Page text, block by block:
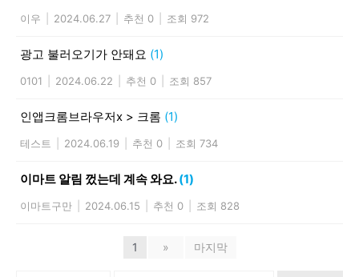
이우 2024.06.27 추천 0 조회 972
광고 불러오기가 안돼요 (1)
0101 2024.06.22 추천 0 조회 857
인앱크롬브라우저x > 크롬 (1)
테스트 2024.06.19 추천 0 조회 734
이마트 알림 껐는데 계속 와요.(1)
이마트구만 2024.06.15 추천 0 조회 828
1 » 마지막